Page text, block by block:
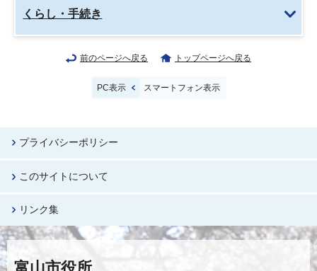
くらし・手続き
前のページへ戻る トップページへ戻る
PC表示 スマートフォン表示
プライバシーポリシー
このサイトについて
リンク集